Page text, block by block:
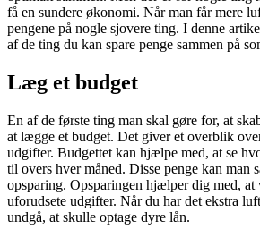
få en sundere økonomi. Når man får mere
pengene på nogle sjovere ting. I denne
af de ting du kan spare penge sammen på
Læg et budget
En af de første ting man skal gøre for, at
at lægge et budget. Det giver et overblik
udgifter. Budgettet kan hjælpe med, at se
til overs hver måned. Disse penge kan man
opsparing. Opsparingen hjælper dig med, at
uforudsete udgifter. Når du har det ekstra
undgå, at skulle optage dyre lån.